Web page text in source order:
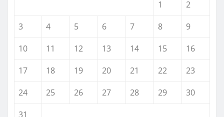
1
2
3
4 5 6 7 8
9
10
11 12 13 14 15
16
17
18 19 20 21 22
23
24
25 26 27 28 29
30
31